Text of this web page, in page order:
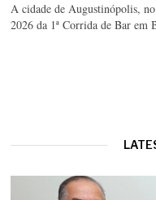
A cidade de Augustinópolis,
2026 da 1ª Corrida de Bar